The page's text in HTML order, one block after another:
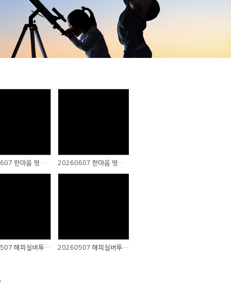
20260607 한마음 명랑운동회 (2) 20260607 한마음 명랑운동회 (1)
20260507 해피실버투어 (2) 20260507 해피실버투어 (1)